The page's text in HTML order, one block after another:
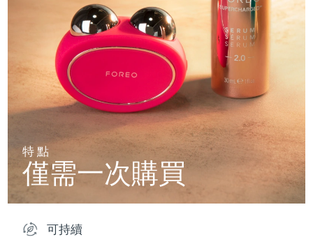
特點
僅需一次購買
可持續